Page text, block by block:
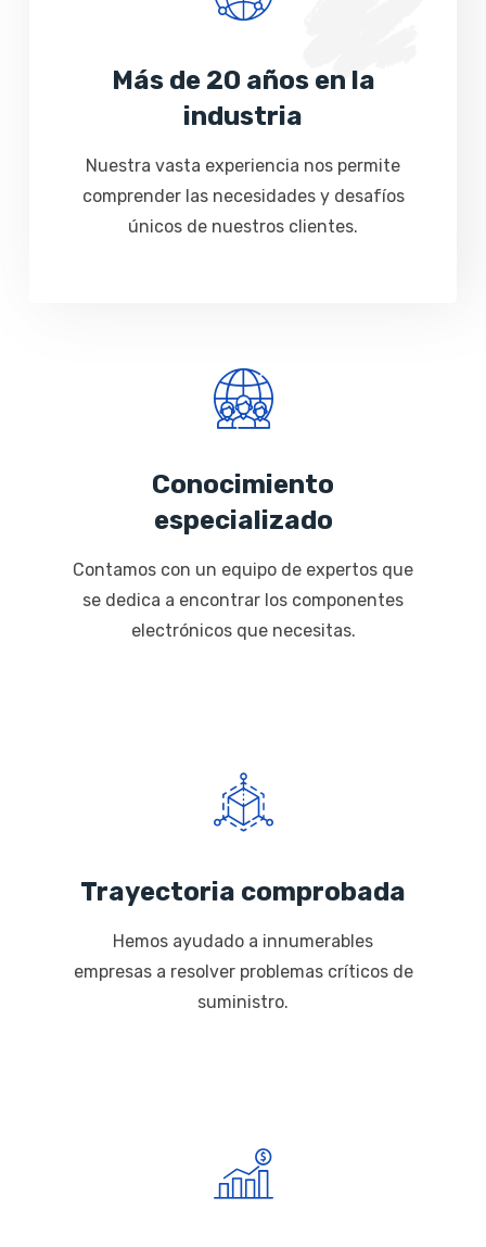
Más de 20 años en la
industria
Nuestra vasta experiencia nos permite
comprender las necesidades y desafíos
únicos de nuestros clientes.
Conocimiento
especializado
Contamos con un equipo de expertos que
se dedica a encontrar los componentes
electrónicos que necesitas.
Trayectoria comprobada
Hemos ayudado a innumerables
empresas a resolver problemas críticos de
suministro.